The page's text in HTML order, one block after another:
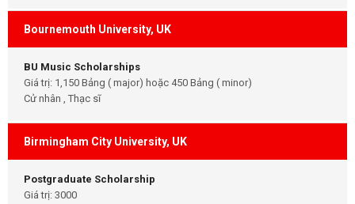
Bournemouth University, UK
BU Music Scholarships
Giá trị: 1,150 Bảng ( major) hoặc 450 Bảng ( minor)
Cử nhân , Thạc sĩ
Birmingham City University, UK
Postgraduate Scholarship
Giá trị: 3000